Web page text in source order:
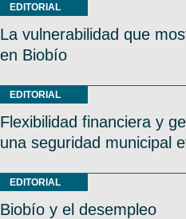
EDITORIAL
La vulnerabilidad que
en Biobío
EDITORIAL
Flexibilidad financiera y
una seguridad municipal
EDITORIAL
Biobío y el desempleo